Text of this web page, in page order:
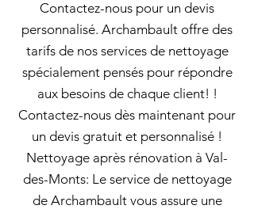
Contactez-nous pour un devis
personnalisé. Archambault offre des
tarifs de nos services de nettoyage
spécialement pensés pour répondre
aux besoins de chaque client! !
Contactez-nous dès maintenant pour
un devis gratuit et personnalisé !
Nettoyage après rénovation à Val-
des-Monts: Le service de nettoyage
de Archambault vous assure une